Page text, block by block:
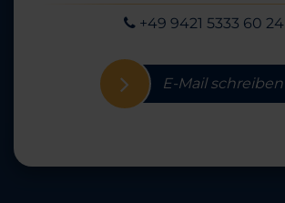
+49 9421 5333 60 24
E-Mail schreiben